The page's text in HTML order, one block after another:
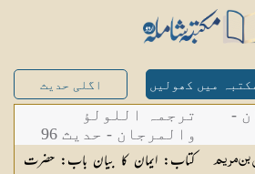
میں کھولیں اگلی حدیث
-
بن مريم
ترجمہ اللولؤ
والمرجان - حدیث 96
کتاب: ایمان کا بیان باب: حضرت